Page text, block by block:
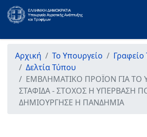
Αρχική Το Υπουργείο
Δελτία Τύπου
ΕΜΒΛΗΜΑΤΙΚΟ ΠΡΟΪΟΝ ΓΙΑ ΤΟ
ΣΤΑΦΙΔΑ - ΣΤΟΧΟΣ Η ΥΠΕΡΒΑΣΗ
ΔΗΜΙΟΥΡΓΗΣΕ Η ΠΑΝΔΗΜΙΑ